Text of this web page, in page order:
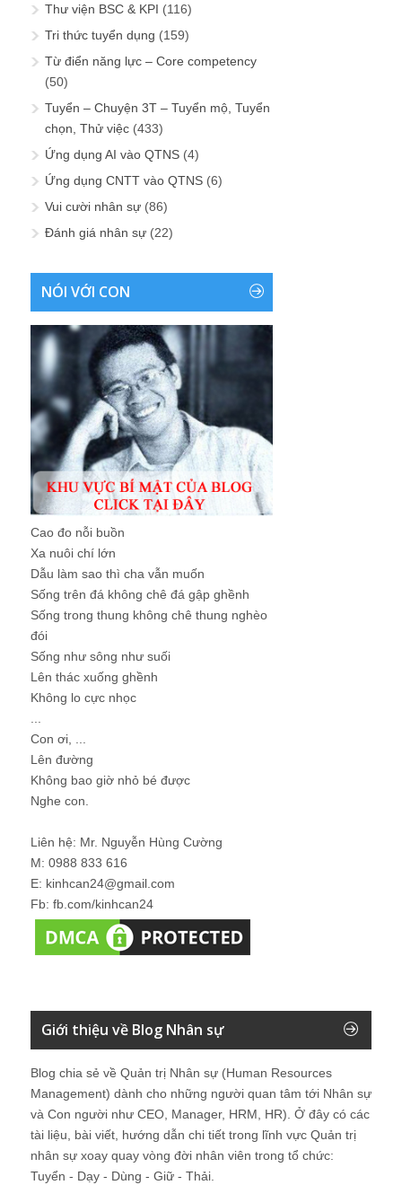
Thư viện BSC & KPI (116)
Tri thức tuyển dụng (159)
Từ điển năng lực – Core competency
(50)
Tuyển – Chuyện 3T – Tuyển mộ, Tuyển
chọn, Thử việc (433)
Ứng dụng AI vào QTNS (4)
Ứng dụng CNTT vào QTNS (6)
Vui cười nhân sự (86)
Đánh giá nhân sự (22)
NÓI VỚI CON
Cao đo nỗi buồn
Xa nuôi chí lớn
Dẫu làm sao thì cha vẫn muốn
Sống trên đá không chê đá gập ghềnh
Sống trong thung không chê thung nghèo
đói
Sống như sông như suối
Lên thác xuống ghềnh
Không lo cực nhọc
Con ơi, ...
Lên đường
Không bao giờ nhỏ bé được
Nghe con.
Liên hệ: Mr. Nguyễn Hùng Cường
M: 0988 833 616
E: kinhcan24@gmail.com
Fb: fb.com/kinhcan24
Giới thiệu về Blog Nhân sự
Blog chia sẻ về Quản trị Nhân sự (Human Resources
Management) dành cho những người quan tâm tới Nhân sự
và Con người như CEO, Manager, HRM, HR). Ở đây có các
tài liệu, bài viết, hướng dẫn chi tiết trong lĩnh vực Quản trị
nhân sự xoay quay vòng đời nhân viên trong tổ chức:
Tuyển - Dạy - Dùng - Giữ - Thải.